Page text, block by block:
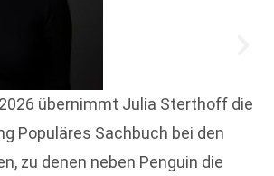
übernimmt Julia Sterthoff die
Populäres Sachbuch bei den
zu denen neben Penguin die